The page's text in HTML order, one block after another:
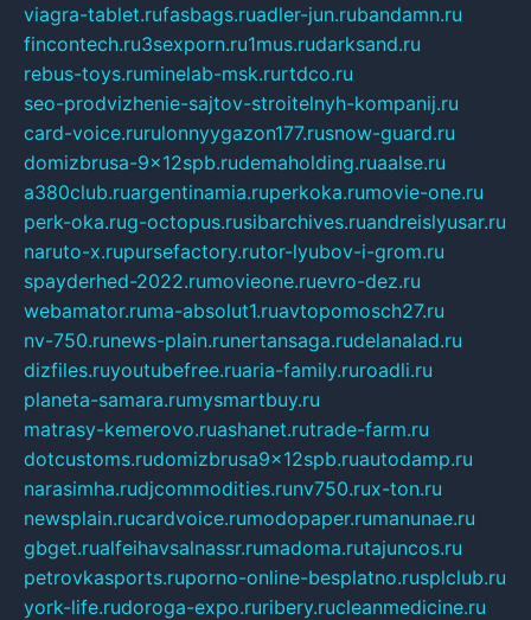
viagra-tablet.rufasbags.ruadler-jun.rubandamn.ru
fincontech.ru3sexporn.ru1mus.rudarksand.ru
rebus-toys.ruminelab-msk.rurtdco.ru
seo-prodvizhenie-sajtov-stroitelnyh-kompanij.ru
card-voice.rurulonnyygazon177.rusnow-guard.ru
domizbrusa-9x12spb.rudemaholding.ruaalse.ru
a380club.ruargentinamia.ruperkoka.rumovie-one.ru
perk-oka.rug-octopus.rusibarchives.ruandreislyusar.ru
naruto-x.rupursefactory.rutor-lyubov-i-grom.ru
spayderhed-2022.rumovieone.ruevro-dez.ru
webamator.ruma-absolut1.ruavtopomosch27.ru
nv-750.runews-plain.runertansaga.rudelanalad.ru
dizfiles.ruyoutubefree.ruaria-family.ruroadli.ru
planeta-samara.rumysmartbuy.ru
matrasy-kemerovo.ruashanet.rutrade-farm.ru
dotcustoms.rudomizbrusa9x12spb.ruautodamp.ru
narasimha.rudjcommodities.runv750.rux-ton.ru
newsplain.rucardvoice.rumodopaper.rumanunae.ru
gbget.rualfeihavsalnassr.rumadoma.rutajuncos.ru
petrovkasports.ruporno-online-besplatno.rusplclub.ru
york-life.rudoroga-expo.ruribery.rucleanmedicine.ru